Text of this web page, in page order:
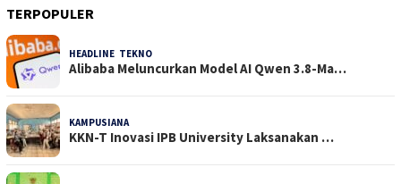
TERPOPULER
HEADLINE TEKNO
Alibaba Meluncurkan Model AI Qwen 3.8-Ma…
KAMPUSIANA
KKN-T Inovasi IPB University Laksanakan …